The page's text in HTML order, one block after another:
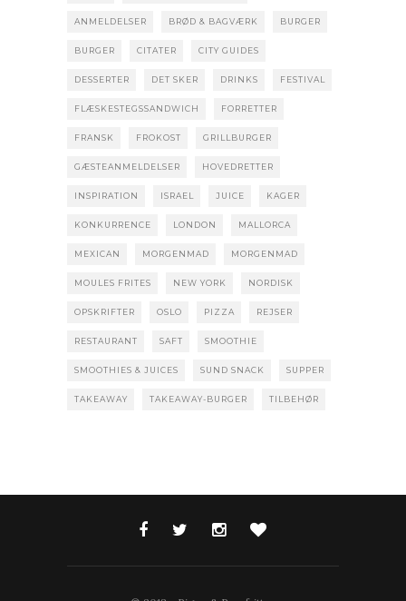
ANMELDELSER BRØD & BAGVÆRK BURGER
BURGER CITATER CITY GUIDES
DESSERTER DET SKER DRINKS FESTIVAL
FLÆSKESTEGSSANDWICH FORRETTER
FRANSK FROKOST GRILLBURGER
GÆSTEANMELDELSER HOVEDRETTER
INSPIRATION ISRAEL JUICE KAGER
KONKURRENCE LONDON MALLORCA
MEXICAN MORGENMAD MORGENMAD
MOULES FRITES NEW YORK NORDISK
OPSKRIFTER OSLO PIZZA REJSER
RESTAURANT SAFT SMOOTHIE
SMOOTHIES & JUICES SUND SNACK SUPPER
TAKEAWAY TAKEAWAY-BURGER TILBEHØR